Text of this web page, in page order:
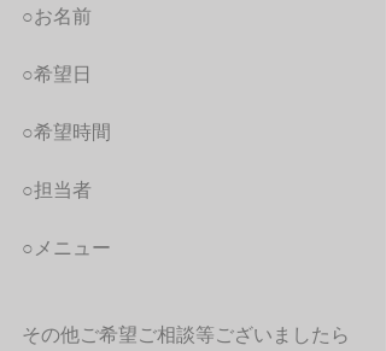
○お名前
○希望日
○希望時間
○担当者
○メニュー
その他ご希望ご相談等ございましたら